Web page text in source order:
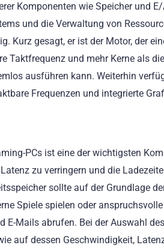
Komponenten wie Speicher und
und die Verwaltung von
Kurz gesagt, er ist der Motor, der
Taktfrequenz und mehr Kerne als
ausführen kann. Weiterhin
Frequenzen und integrierte
PCs ist eine der wichtigsten
zu verringern und die
sollte auf der Grundlage
Spiele spielen oder
E-Mails abrufen. Bei der Auswahl
auf dessen Geschwindigkeit,